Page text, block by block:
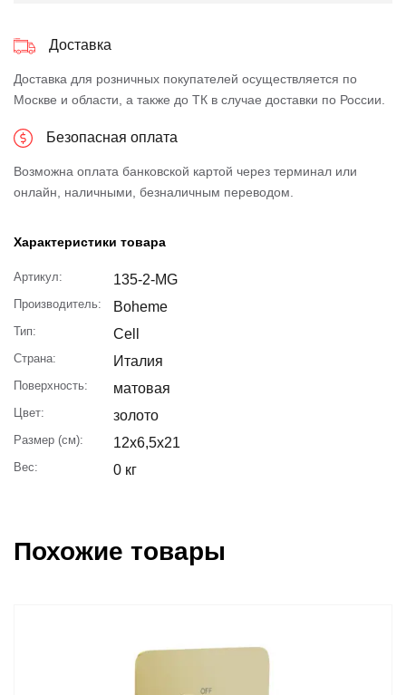
Доставка
Доставка для розничных покупателей осуществляется по
Москве и области, а также до ТК в случае доставки по России.
Безопасная оплата
Возможна оплата банковской картой через терминал или
онлайн, наличными, безналичным переводом.
Характеристики товара
Артикул: 135-2-MG
Производитель: Boheme
Тип: Cell
Страна: Италия
Поверхность: матовая
Цвет: золото
Размер (см): 12x6,5x21
Вес: 0 кг
Похожие товары